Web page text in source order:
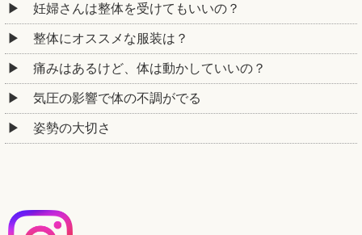
妊婦さんは整体を受けてもいいの？
整体にオススメな服装は？
痛みはあるけど、体は動かしていいの？
気圧の影響で体の不調がでる
姿勢の大切さ